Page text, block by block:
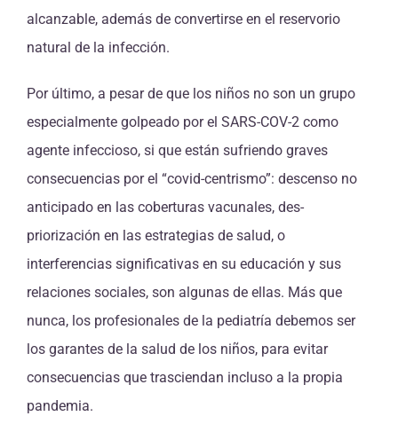
alcanzable, además de convertirse en el reservorio
natural de la infección.
Por último, a pesar de que los niños no son un grupo
especialmente golpeado por el SARS-COV-2 como
agente infeccioso, si que están sufriendo graves
consecuencias por el “covid-centrismo”: descenso no
anticipado en las coberturas vacunales, des-
priorización en las estrategias de salud, o
interferencias significativas en su educación y sus
relaciones sociales, son algunas de ellas. Más que
nunca, los profesionales de la pediatría debemos ser
los garantes de la salud de los niños, para evitar
consecuencias que trasciendan incluso a la propia
pandemia.